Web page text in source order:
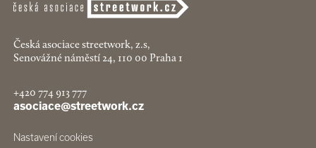
Česká asociace streetwork, z.s,
Senovážné náměstí 24, 110 00 Praha 1
+420 774 913 777
asociace@streetwork.cz
Nastavení cookies